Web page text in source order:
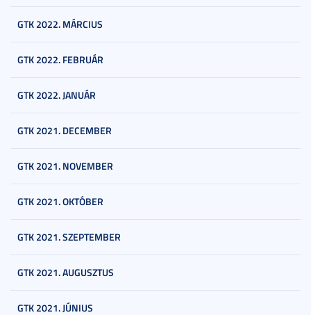
GTK 2022. MÁRCIUS
GTK 2022. FEBRUÁR
GTK 2022. JANUÁR
GTK 2021. DECEMBER
GTK 2021. NOVEMBER
GTK 2021. OKTÓBER
GTK 2021. SZEPTEMBER
GTK 2021. AUGUSZTUS
GTK 2021. JÚNIUS